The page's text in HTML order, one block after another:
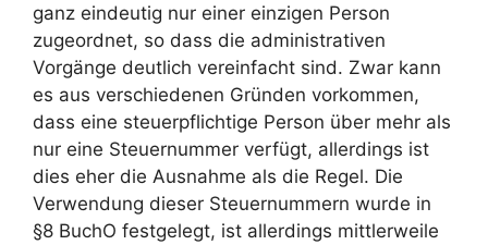
ganz eindeutig nur einer einzigen Person
zugeordnet, so dass die administrativen
Vorgänge deutlich vereinfacht sind. Zwar kann
es aus verschiedenen Gründen vorkommen,
dass eine steuerpflichtige Person über mehr als
nur eine Steuernummer verfügt, allerdings ist
dies eher die Ausnahme als die Regel. Die
Verwendung dieser Steuernummern wurde in
§8 BuchO festgelegt, ist allerdings mittlerweile